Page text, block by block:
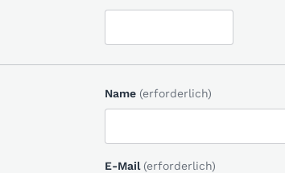
Name (erforderlich)
E-Mail (erforderlich)